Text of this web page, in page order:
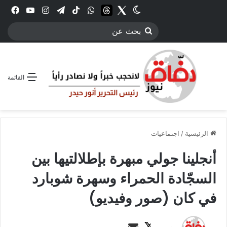
انستقرامتيلقرام‫TikTokواتسابthreadsTwitter
الوضع المظلم
بحث
القائمة
الرئيسية / اجتماعيات
أنجلينا جولي مبهرة بإطلالتيها بين
السجّادة الحمراء وسهرة شوبارد
في كان (صور وفيديو)